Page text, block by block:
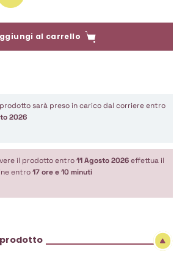
al carrello
sarà preso in carico dal corriere entro
2026
il prodotto entro11 Agosto 2026effettua il
entro17 ore e 10 minuti